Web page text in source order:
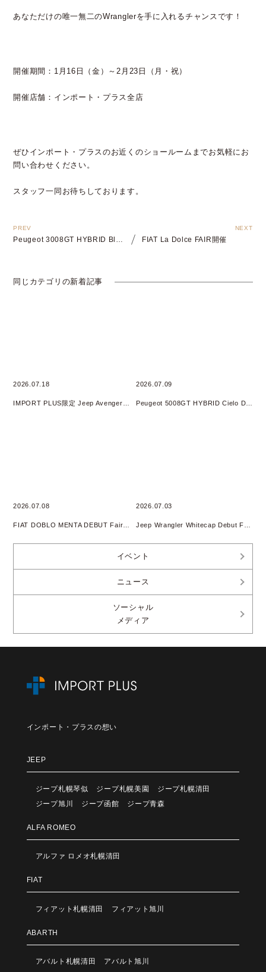
あなただけの唯一無二のWranglerを手に入れるチャンスです！
開催期間：1月16日（金）～2月23日（月・祝）
開催店舗：インポート・プラス全店
ぜひインポート・プラスのお近くのショールームまでお気軽にお
問い合わせください。
スタッフ一同お待ちしております。
Peugeot 3008GT HYBRID Black Edition Debut Fair開催 FIAT La Dolce FAIR開催
同じカテゴリの新着記事
2026.07.18 2026.07.09
2026.07.08 2026.07.03
イベント
ニュース
ソーシャル
メディア
インポート・プラスの想い
JEEP
ジープ札幌琴似 ジープ札幌美園
ジープ札幌清田
ジープ旭川
ジープ函館 ジープ青森
ALFA ROMEO
アルファ ロメオ札幌清田
FIAT
フィアット札幌清田 フィアット旭川
ABARTH
アバルト札幌清田 アバルト旭川